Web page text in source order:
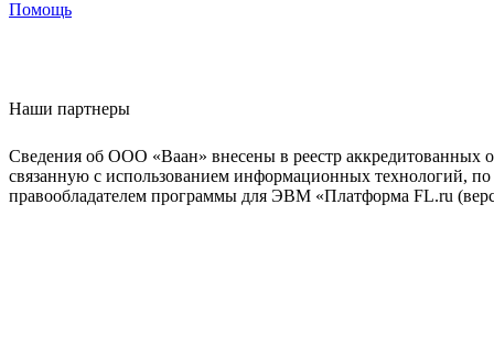
Помощь
Наши партнеры
Сведения об ООО «Ваан» внесены в реестр аккредитованных
связанную с использованием информационных технологий,
правообладателем программы для ЭВМ «Платформа FL.ru